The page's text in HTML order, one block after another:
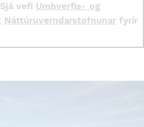
vefi Umhverfis- og
Náttúruverndarstofnunar fyrir